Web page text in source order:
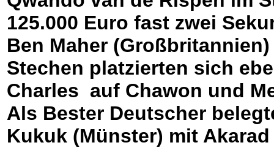
125.000 Euro fast zwei
Ben Maher
Stechen platzierten sich
Charles auf Chawon und
Als Bester Deutscher
Kukuk (Münster) mit